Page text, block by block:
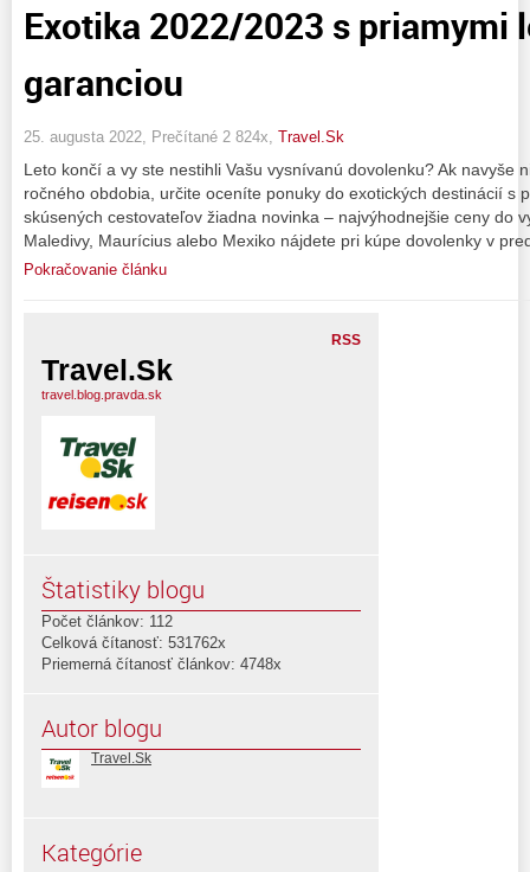
Exotika 2022/2023 s priamymi
garanciou
25. augusta 2022, Prečítané 2 824x, Travel.Sk
Leto končí a vy ste nestihli Vašu vysnívanú dovolenku? Ak navyše
ročného obdobia, určite oceníte ponuky do exotických destinácií s
skúsených cestovateľov žiadna novinka – najvýhodnejšie ceny do
Maledivy, Maurícius alebo Mexiko nájdete pri kúpe dovolenky v
Pokračovanie článku
RSS
Travel.Sk
travel.blog.pravda.sk
Štatistiky blogu
Počet článkov: 112
Celková čítanosť: 531762x
Priemerná čítanosť článkov: 4748x
Autor blogu
Travel.Sk
Kategórie